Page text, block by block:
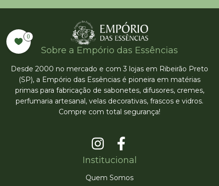
Sobre a Empório das Essências
Desde 2000 no mercado e com 3 lojas em Ribeirão Preto
(SP), a Empório das Essências é pioneira em matérias
primas para fabricação de sabonetes, difusores, cremes,
perfumaria artesanal, velas decorativas, frascos e vidros.
Compre com total segurança!
Institucional
Quem Somos
0